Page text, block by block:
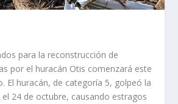
para la reconstrucción de
por el huracán Otis comenzará este
El huracán, de categoría 5, golpeó la
24 de octubre, causando estragos